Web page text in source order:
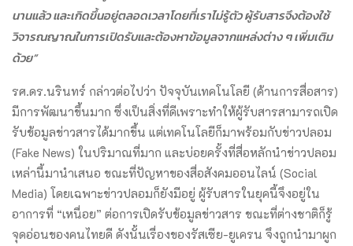
นานแล้ว และเกิดขึ้นอยู่ตลอดเวลาโดยที่เราไม่รู้ตัว ผู้รับสารจึงต้องใช้
วิจารณญาณในการเปิดรับและต้องหาข้อมูลจากแหล่งต่าง ๆ เพิ่มเติม
ด้วย”
รศ.ดร.นรินทร์ กล่าวต่อไปว่า ปัจจุบันเทคโนโลยี (ด้านการสื่อสาร)
มีการพัฒนาขึ้นมาก ซึ่งเป็นสิ่งที่ดีเพราะทำให้ผู้รับสารสามารถเปิด
รับข้อมูลข่าวสารได้มากขึ้น แต่เทคโนโลยีก็มาพร้อมกับข่าวปลอม
(Fake News) ในปริมาณที่มาก และบ่อยครั้งที่สื่อหลักนำข่าวปลอม
เหล่านี้มานำเสนอ ขณะที่ปัญหาของสื่อสังคมออนไลน์ (Social
Media) โดยเฉพาะข่าวปลอมก็ยังมีอยู่ ผู้รับสารในยุคนี้จึงอยู่ใน
อาการที่ “เหนื่อย” ต่อการเปิดรับข้อมูลข่าวสาร ขณะที่ต่างชาติก็รู้
จุดอ่อนของคนไทยดี ดังนั้นเรื่องของรัสเซีย-ยูเครน จึงถูกนำมาผูก